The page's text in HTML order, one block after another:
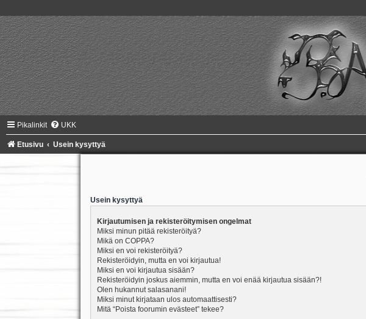
Pikalinkit UKK
Etusivu Usein kysyttyä
Usein kysyttyä
Kirjautumisen ja rekisteröitymisen ongelmat
Miksi minun pitää rekisteröityä?
Mikä on COPPA?
Miksi en voi rekisteröityä?
Rekisteröidyin, mutta en voi kirjautua!
Miksi en voi kirjautua sisään?
Rekisteröidyin joskus aiemmin, mutta en voi enää kirjautua sisään?!
Olen hukannut salasanani!
Miksi minut kirjataan ulos automaattisesti?
Mitä “Poista foorumin evästeet” tekee?